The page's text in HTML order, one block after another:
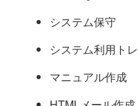
システム保守
システム利用ト
マニュアル作成